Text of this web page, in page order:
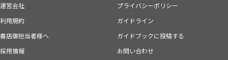
運営会社
プライバシーポリシー
利用規約
ガイドライン
書店御担当者様へ
ガイドブックに投稿する
採用情報
お問い合わせ